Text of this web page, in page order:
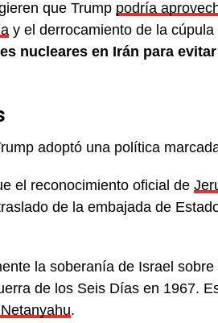
que Trump podría
y el derrocamiento de la cúpula
nucleares en Irán para
adoptó una política
el reconocimiento oficial de
de la embajada de
la soberanía de Israel sobre
de los Seis Días en 1967.
.